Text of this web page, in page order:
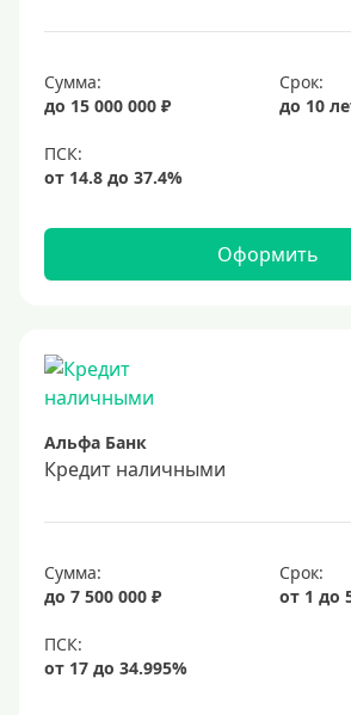
25 лет
30 лет
Месяц
2 месяца
3 месяца
6 месяцев
Ставка
4%
6%
7%
8%
9%
Сумма:
до 15 000 000 ₽
Срок:
до 10
Оформить
Альфа Банк
Кредит наличными
Сумма:
до 7 500 000 ₽
Срок:
от 1 до